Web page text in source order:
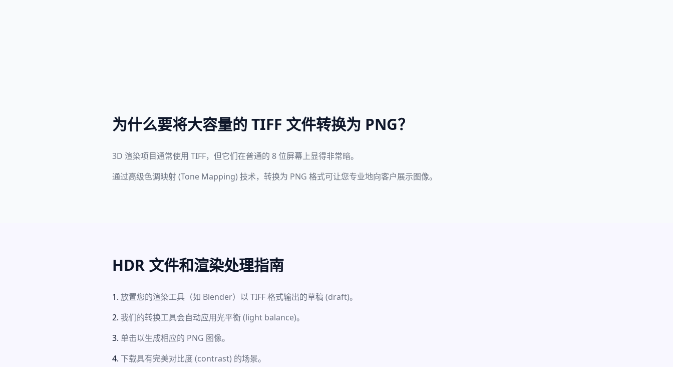
为什么要将大容量的 TIFF 文件转换为 PNG？
3D 渲染项目通常使用 TIFF，但它们在普通的 8 位屏幕上显得非常暗。
通过高级色调映射 (Tone Mapping) 技术，转换为 PNG 格式可让您专业地向客户展示图像。
HDR 文件和渲染处理指南
放置您的渲染工具（如 Blender）以 TIFF 格式输出的草稿 (draft)。
我们的转换工具会自动应用光平衡 (light balance)。
单击以生成相应的 PNG 图像。
下载具有完美对比度 (contrast) 的场景。